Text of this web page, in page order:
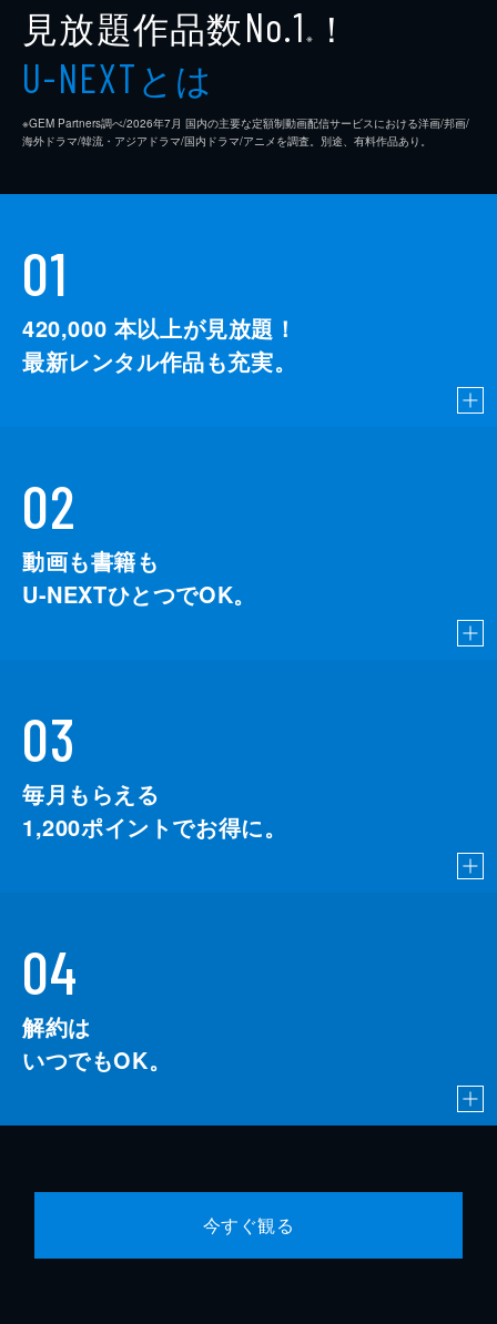
見放題作品数No.1 ※ ！
U-NEXTとは
※GEM Partners調べ/2026年7⽉ 国内の主要な定額制動画配信サービスにおける洋画/邦画/
海外ドラマ/韓流・アジアドラマ/国内ドラマ/アニメを調査。別途、有料作品あり。
01
420,000 本以上が見放題！
最新レンタル作品も充実。
02
動画も書籍も
U-NEXTひとつでOK。
03
毎月もらえる
1,200ポイントでお得に。
04
解約は
いつでもOK。
今すぐ観る